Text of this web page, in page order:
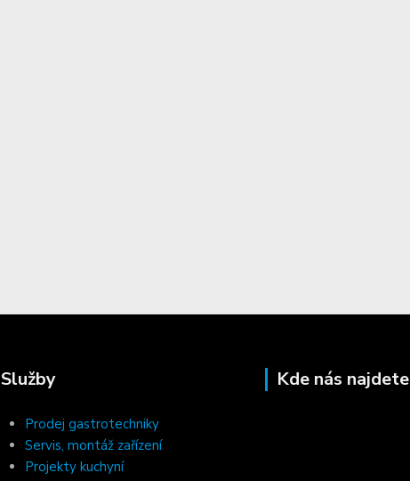
Služby
Prodej gastrotechniky
Servis, montáž zařízení
Projekty kuchyní
Kde nás najdete